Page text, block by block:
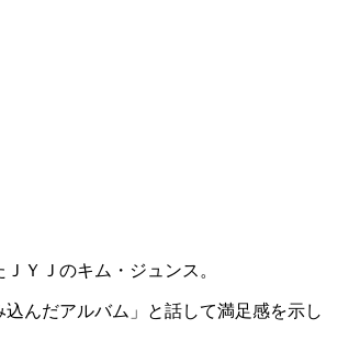
ＹＪのキム・ジュンス。
んだアルバム」と話して満足感を示し